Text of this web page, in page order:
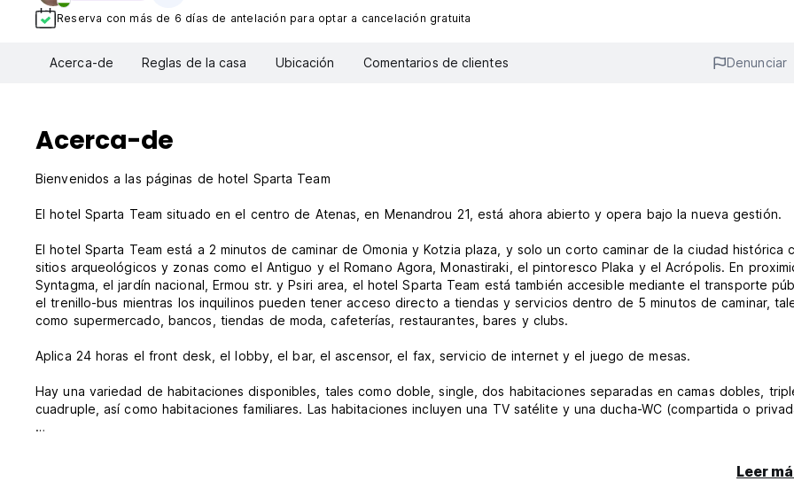
Reserva con más de 6 días de antelación para optar a cancelación gratuita
Acerca-de Reglas de la casa Ubicación Comentarios de clientes Denunciar
Acerca-de
Bienvenidos a las páginas de hotel Sparta Team
El hotel Sparta Team situado en el centro de Atenas, en Menandrou 21, está ahora abierto y opera bajo la nueva gestión.
El hotel Sparta Team está a 2 minutos de caminar de Omonia y Kotzia plaza, y solo un corto caminar de la ciudad histórica
sitios arqueológicos y zonas como el Antiguo y el Romano Agora, Monastiraki, el pintoresco Plaka y el Acrópolis. En
Syntagma, el jardín nacional, Ermou str. y Psiri area, el hotel Sparta Team está también accesible mediante el transporte
el trenillo-bus mientras los inquilinos pueden tener acceso directo a tiendas y servicios dentro de 5 minutos de caminar,
como supermercado, bancos, tiendas de moda, cafeterías, restaurantes, bares y clubs.
Aplica 24 horas el front desk, el lobby, el bar, el ascensor, el fax, servicio de internet y el juego de mesas.
Hay una variedad de habitaciones disponibles, tales como doble, single, dos habitaciones separadas en camas dobles,
cuadruple, así como habitaciones familiares. Las habitaciones incluyen una TV satélite y una ducha-WC (compartida o
Leer